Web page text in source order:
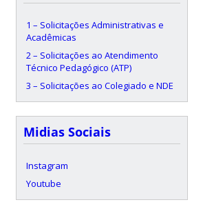
1 – Solicitações Administrativas e
Acadêmicas
2 – Solicitações ao Atendimento
Técnico Pedagógico (ATP)
3 – Solicitações ao Colegiado e NDE
Midias Sociais
Instagram
Youtube